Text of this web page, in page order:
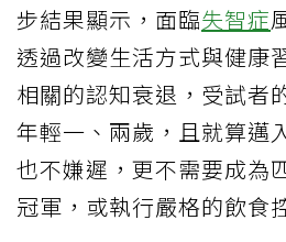
步結果顯示，面臨失智症
透過改變生活方式與健康
相關的認知衰退，受試者
年輕一、兩歲，且就算邁
也不嫌遲，更不需要成為
冠軍，或執行嚴格的飲食